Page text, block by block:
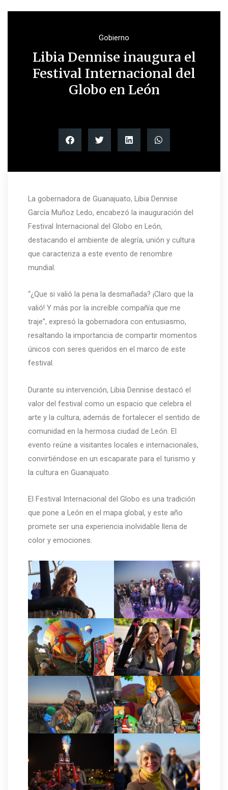
Gobierno
Libia Dennise inaugura el
Festival Internacional del
Globo en León
La gobernadora de Guanajuato, Libia Dennise
García Muñoz Ledo, encabezó la inauguración del
Festival Internacional del Globo en León,
destacando el ambiente de alegría, unión y cultura
que caracteriza a este evento de renombre
mundial.
“¿Que si valió la pena la desmañada? ¡Claro que la
valió! Y más por la increíble compañía que me
traje”, expresó la gobernadora con entusiasmo,
resaltando la importancia de compartir momentos
únicos con seres queridos en el marco de este
festival.
Durante su intervención, Libia Dennise destacó el
valor del festival como un espacio que celebra el
arte y la cultura, además de fortalecer el sentido de
comunidad en la hermosa ciudad de León. El
evento reúne a visitantes locales e internacionales,
convirtiéndose en un escaparate para el turismo y
la cultura en Guanajuato.
El Festival Internacional del Globo es una tradición
que pone a León en el mapa global, y este año
promete ser una experiencia inolvidable llena de
color y emociones.